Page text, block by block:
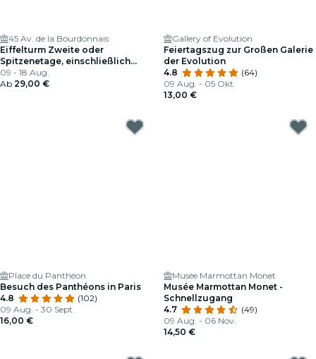
45 Av. de la Bourdonnais
Eiffelturm Zweite oder
Spitzenetage, einschließlich
Aufzug mit Aussicht
09 - 18 Aug.
Ab 29,00 €
Gallery of Evolution
Feiertagszug zur Großen Galerie
der Evolution
4.8
(64)
09 Aug. - 05 Okt.
13,00 €
Place du Panthéon
Besuch des Panthéons in Paris
4.8
(102)
09 Aug. - 30 Sept.
16,00 €
Musée Marmottan Monet
Musée Marmottan Monet -
Schnellzugang
4.7
(49)
09 Aug. - 06 Nov.
14,50 €